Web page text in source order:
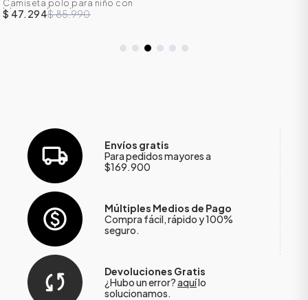
Camiseta polo para niño con
bloques de color
$ 47.294$ 85.990
Envíos gratis
Para pedidos mayores a
$169.900
Múltiples Medios de Pago
Compra fácil, rápido y 100%
seguro.
Devoluciones Gratis
¿Hubo un error?aquílo
solucionamos.